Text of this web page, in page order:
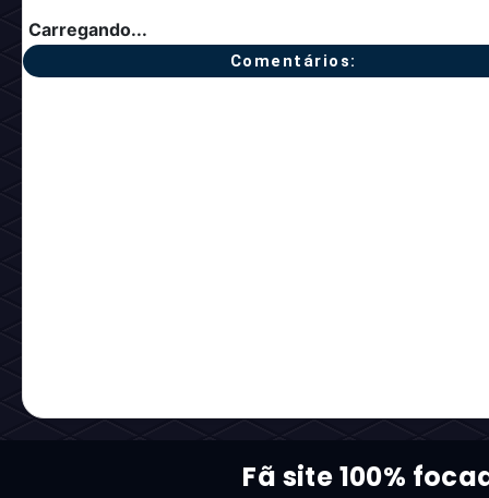
Carregando...
Comentários:
Fã site 100%